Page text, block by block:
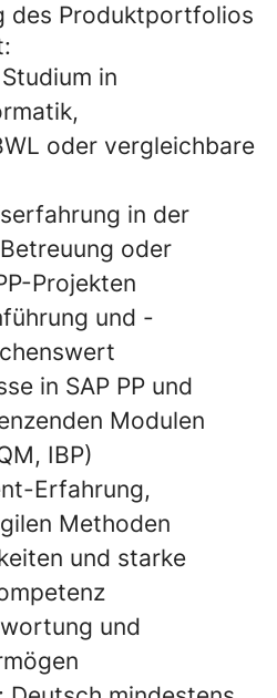
des Produktportfolios
in
oder vergleichbare
in der
oder
Projekten
und -
in SAP PP und
Modulen
IBP)
Erfahrung,
Methoden
und starke
und